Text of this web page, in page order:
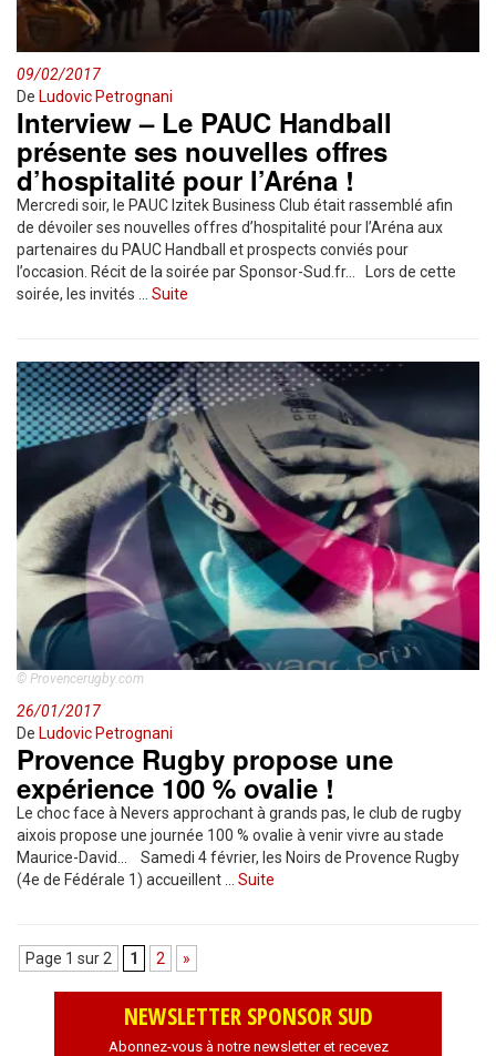
09/02/2017
De Ludovic Petrognani
Interview – Le PAUC Handball
présente ses nouvelles offres
d’hospitalité pour l’Aréna !
Mercredi soir, le PAUC Izitek Business Club était rassemblé afin
de dévoiler ses nouvelles offres d’hospitalité pour l’Aréna aux
partenaires du PAUC Handball et prospects conviés pour
l’occasion. Récit de la soirée par Sponsor-Sud.fr… Lors de cette
soirée, les invités … Suite
© Provencerugby.com
26/01/2017
De Ludovic Petrognani
Provence Rugby propose une
expérience 100 % ovalie !
Le choc face à Nevers approchant à grands pas, le club de rugby
aixois propose une journée 100 % ovalie à venir vivre au stade
Maurice-David… Samedi 4 février, les Noirs de Provence Rugby
(4e de Fédérale 1) accueillent … Suite
Page 1 sur 2 1 2 »
NEWSLETTER SPONSOR SUD
Abonnez-vous à notre newsletter et recevez